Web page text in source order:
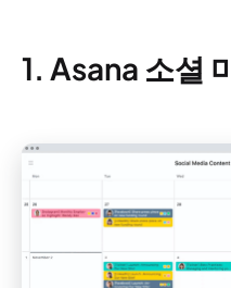
1. Asana 소셜